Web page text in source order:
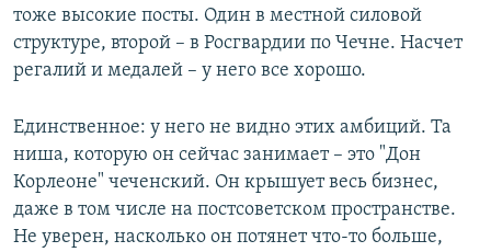
тоже высокие посты. Один в местной силовой
структуре, второй – в Росгвардии по Чечне. Насчет
регалий и медалей – у него все хорошо.
Единственное: у него не видно этих амбиций. Та
ниша, которую он сейчас занимает – это "Дон
Корлеоне" чеченский. Он крышует весь бизнес,
даже в том числе на постсоветском пространстве.
Не уверен, насколько он потянет что-то больше,